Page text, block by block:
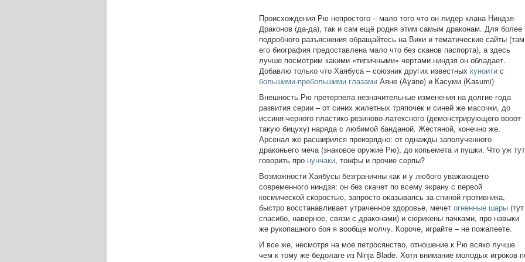
Происхождения Рю непростого – мало того что он лидер клана Ниндзя-
Драконов (да-да), так и сам ещё родня этим самым драконам. Для более
подробного разъяснения обращайтесь на Вики и тематические сайты (там
его биография предоставлена мало что без сканов паспорта), а здесь
лучше посмотрим какими «типичными» чертами ниндзя он обладает.
Добавлю только что Хаябуса – союзник других известных куноити с
большими-пребольшими глазами Аяне (Ayane) и Касуми (Kasumi)
Внешность Рю претерпела незначительные изменения на долгие года
развития серии – от синих жилетных тряпочек и синей же масочки, до
иссиня-черного пластико-резиново-латексного (демонстрирующего вооот
такую бицуху) наряда с любимой банданой. Жестяной, конечно же.
Арсенал же расширился преизрядно: от однажды заполученного
драконьего меча (знаковое оружие Рю), до копьемета и пушки. Что уж тут
говорить про нунчаки, тонфы и прочие серпы?
Возможности Хаябусы безграничны как и у любого уважающего
современного ниндзя: он без скачет по всему экрану с первой
космической скоростью, запросто оказываясь за спиной противника,
быстро восстанавливает утраченное здоровье, мечет огненные шары (тут
спасибо, наверное, связи с драконами) и сюрикены пачками, про навыки
же рукопашного боя я вообще молчу. Короче, играйте – не пожалеете.
И все же, несмотря на мое петросянство, отношение к Рю всяко лучше
чем к тому же бедолаге из Ninja Blade. Хотя внимание молодых игроков